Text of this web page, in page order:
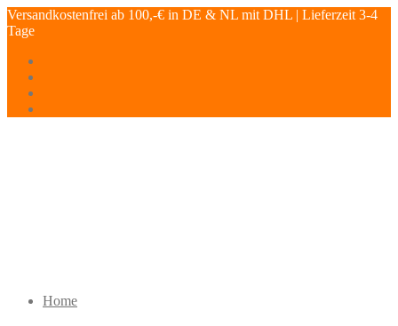
Versandkostenfrei ab 100,-€ in DE & NL mit DHL | Lieferzeit 3-4
Tage
Home